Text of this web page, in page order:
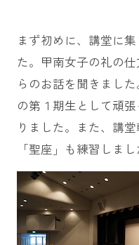
まず初めに、講堂に
た。甲南女子の礼の
らのお話を聞きまし
の第１期生として頑
りました。また、講
「聖座」も練習しまし